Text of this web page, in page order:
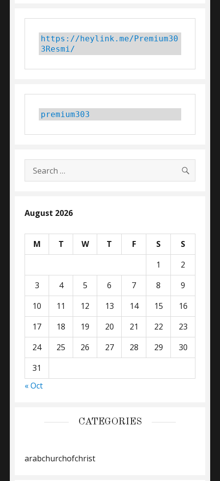
https://heylink.me/Premium30
3Resmi/
premium303
Search
for:
August 2026
M T W T F S
S
1
2
3
4 5 6 7 8
9
10
11 12 13 14 15
16
17
18 19 20 21 22
23
24
25 26 27 28 29
30
31
« Oct
CATEGORIES
arabchurchofchrist